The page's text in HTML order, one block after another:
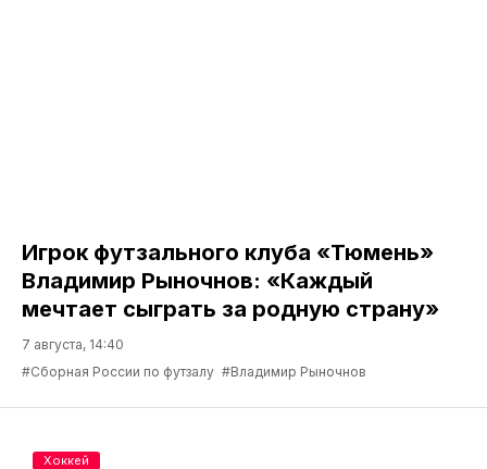
Игрок футзального клуба «Тюмень»
Владимир Рыночнов: «Каждый
мечтает сыграть за родную страну»
7 августа, 14:40
#Сборная России по футзалу #Владимир Рыночнов
Хоккей